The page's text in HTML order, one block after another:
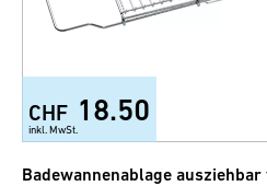
CHF 18.50
inkl. MwSt.
Badewannenablage